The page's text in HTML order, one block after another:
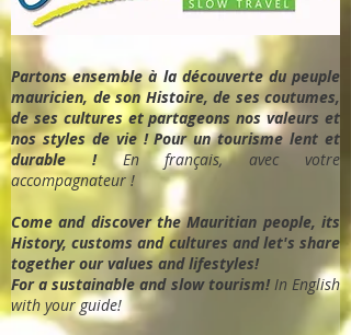
Partons ensemble à la découverte du peuple
mauricien, de son Histoire, de ses coutumes,
de ses cultures et partageons nos valeurs et
nos styles de vie ! Pour un tourisme lent et
durable !En français, avec votre
accompagnateur !
Come and discover the Mauritian people, its
History, customs and cultures and let's share
together our values and lifestyles!
For a sustainable and slow tourism!In English
with your guide!